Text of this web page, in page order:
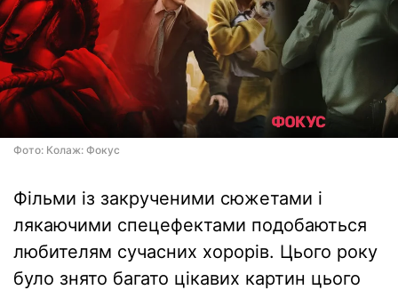
Фото: Колаж: Фокус
Фільми із закрученими сюжетами і
лякаючими спецефектами подобаються
любителям сучасних хорорів. Цього року
було знято багато цікавих картин цього